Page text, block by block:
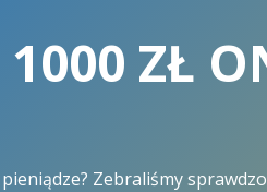
1000 ZŁ
Zebraliśmy